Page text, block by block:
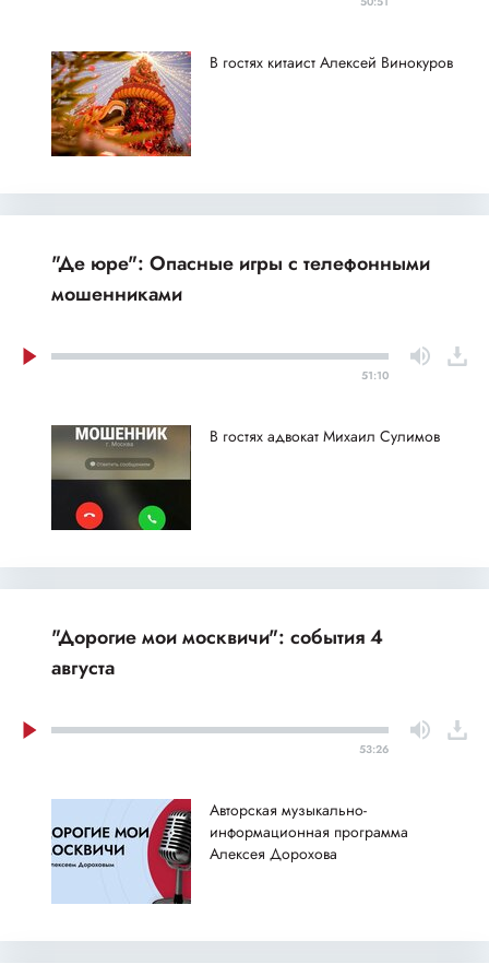
В гостях китаист Алексей Винокуров
"Де юре": Опасные игры с телефонными
мошенниками
51:10
В гостях адвокат Михаил Сулимов
"Дорогие мои москвичи": события 4
августа
53:26
Авторская музыкально-
информационная программа
Алексея Дорохова